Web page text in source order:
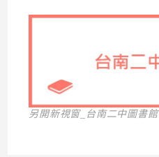
另開新視窗_台南二中圖書館